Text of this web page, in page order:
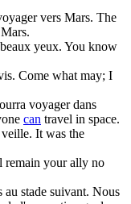
vers Mars. The
yeux. You know
Come what may; I
voyager dans
can travel in space.
veille. It was the
remain your ally no
stade suivant. Nous